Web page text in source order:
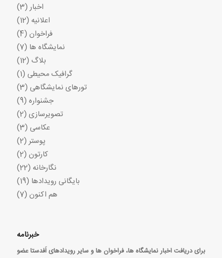
اخبار (3)
اعلانیه (12)
فراخوان (4)
نمایشگاه ها (7)
بلاگ (12)
گرافیک محیطی (1)
تورهای نمایشگاهی (3)
جشنواره (9)
تصویرسازی (2)
عکاسی (3)
پوستر (2)
کارتون (2)
نگارخانه (22)
بایگانی رویدادها (19)
هم اکنون (7)
خبرنامه
برای دریافت اخبار نمایشگاه ها، فراخوان ها و سایر رویدادهای اَفدستا عضو